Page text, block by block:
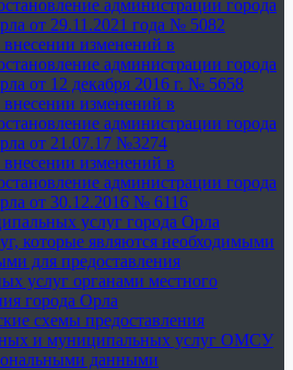
администрации города
от 29.11.2021 года № 5082
изменений в
администрации города
от 12 декабря 2016 г. № 5658
изменений в
администрации города
от 21.07.17 №3274
изменений в
администрации города
от 30.12.2016 № 6116
услуг города Орла
которые являются необходимыми
для предоставления
услуг органами местного
города Орла
схемы предоставления
и муниципальных услуг ОМСУ
данными